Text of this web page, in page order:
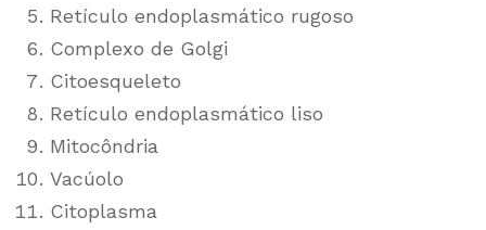
Retículo endoplasmático rugoso
Complexo de Golgi
Citoesqueleto
Retículo endoplasmático liso
Mitocôndria
Vacúolo
Citoplasma